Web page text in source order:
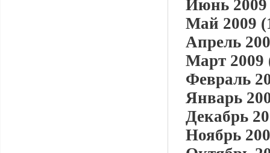
Июнь 2009
Май 2009
Апрель
Март 2009
Февраль
Январь
Декабрь
Ноябрь